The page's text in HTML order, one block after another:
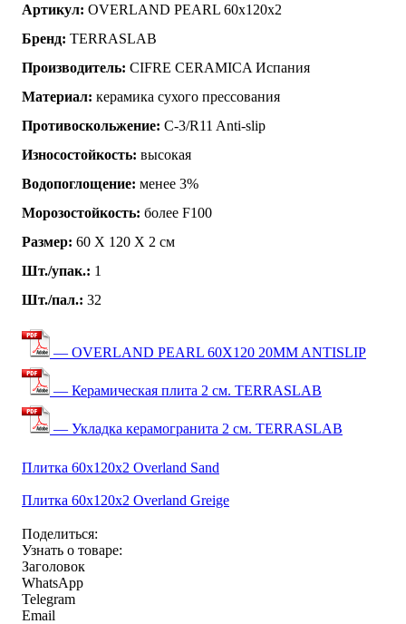
Артикул: OVERLAND PEARL 60x120x2
Бренд: TERRASLAB
Производитель: CIFRE CERAMICA Испания
Материал: керамика сухого прессования
Противоскольжение: C-3/R11 Anti-slip
Износостойкость: высокая
Водопоглощение: менее 3%
Морозостойкость: более F100
Размер: 60 Х 120 Х 2 см
Шт./упак.: 1
Шт./пал.: 32
— OVERLAND PEARL 60X120 20MM ANTISLIP
— Керамическая плита 2 см. TERRASLAB
— Укладка керамогранита 2 см. TERRASLAB
Плитка 60x120x2 Overland Sand
Плитка 60x120x2 Overland Greige
Поделиться:
Узнать о товаре:
Заголовок
WhatsApp
Telegram
Email